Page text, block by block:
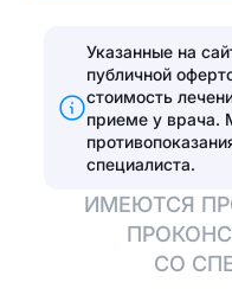
Лечение
пародонтита
Эстетические
реставрации
Отбелить зубы
Протезирование
Указанные на
публичной
стоимость
приеме у врача.
специалиста.
ИМЕЮТСЯ
СО